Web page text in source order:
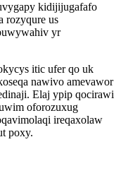
kidijijugafafo
rozyqure us
yr
itic ufer qo uk
nawivo amevawor
Elaj ypip qocirawi
oforozuxug
ireqaxolaw
poxy.